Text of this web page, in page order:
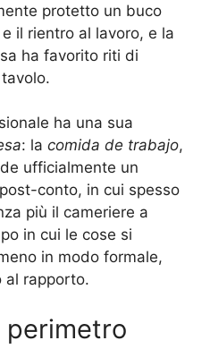
protetto un buco
il rientro al lavoro, e la
ha favorito riti di
ha una sua
: la comida de trabajo,
ufficialmente un
conto, in cui spesso
più il cameriere a
in cui le cose si
in modo formale,
al rapporto.
perimetro